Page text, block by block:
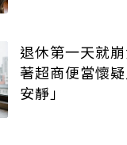
退休第一天就
著超商便當懷
安靜」